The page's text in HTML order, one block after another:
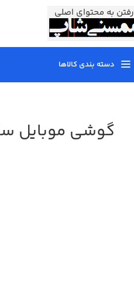
رفتن به محتوای اصلی
دسته بندی کالاها